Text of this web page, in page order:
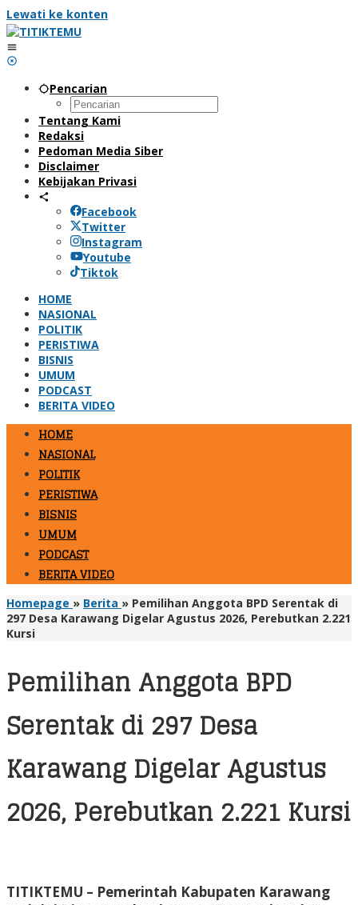
Lewati ke konten
Pencarian
Tentang Kami
Redaksi
Pedoman Media Siber
Disclaimer
Kebijakan Privasi
Facebook
Twitter
Instagram
Youtube
Tiktok
HOME
NASIONAL
POLITIK
PERISTIWA
BISNIS
UMUM
PODCAST
BERITA VIDEO
HOME
NASIONAL
POLITIK
PERISTIWA
BISNIS
UMUM
PODCAST
BERITA VIDEO
Homepage » Berita » Pemilihan Anggota BPD Serentak di
297 Desa Karawang Digelar Agustus 2026, Perebutkan 2.221
Kursi
Pemilihan Anggota BPD
Serentak di 297 Desa
Karawang Digelar Agustus
2026, Perebutkan 2.221 Kursi
TITIKTEMU – Pemerintah Kabupaten Karawang